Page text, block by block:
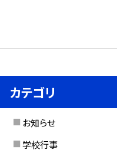
カテゴリ
お知らせ
学校行事